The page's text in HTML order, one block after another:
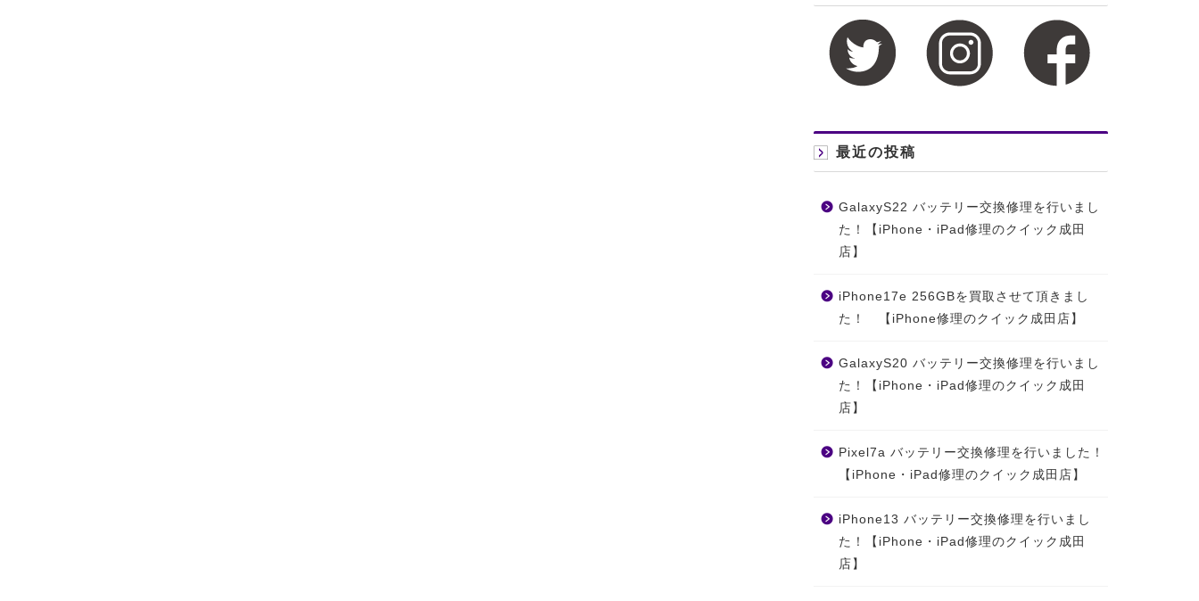
最近の投稿
GalaxyS22 バッテリー交換修理を行いまし
た！【iPhone・iPad修理のクイック成田
店】
iPhone17e 256GBを買取させて頂きまし
た！ 【iPhone修理のクイック成田店】
GalaxyS20 バッテリー交換修理を行いまし
た！【iPhone・iPad修理のクイック成田
店】
Pixel7a バッテリー交換修理を行いました！
【iPhone・iPad修理のクイック成田店】
iPhone13 バッテリー交換修理を行いまし
た！【iPhone・iPad修理のクイック成田
店】